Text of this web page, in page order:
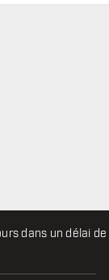
dans un délai de
indisponible